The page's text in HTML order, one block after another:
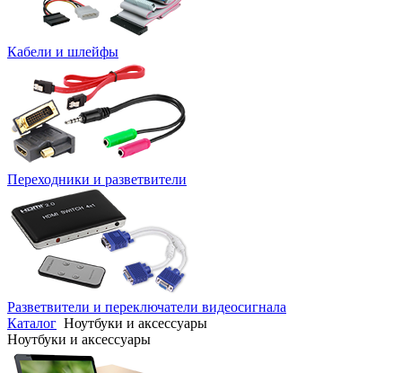
Кабели и шлейфы
Переходники и разветвители
Разветвители и переключатели видеосигнала
Каталог Ноутбуки и аксессуары
Ноутбуки и аксессуары